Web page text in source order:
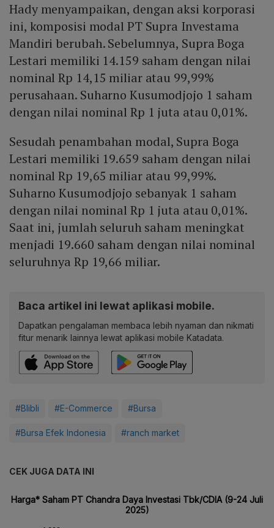
Hady menyampaikan, dengan aksi korporasi
ini, komposisi modal PT Supra Investama
Mandiri berubah. Sebelumnya, Supra Boga
Lestari memiliki 14.159 saham dengan nilai
nominal Rp 14,15 miliar atau 99,99%
perusahaan. Suharno Kusumodjojo 1 saham
dengan nilai nominal Rp 1 juta atau 0,01%.
Sesudah penambahan modal, Supra Boga
Lestari memiliki 19.659 saham dengan nilai
nominal Rp 19,65 miliar atau 99,99%.
Suharno Kusumodjojo sebanyak 1 saham
dengan nilai nominal Rp 1 juta atau 0,01%.
Saat ini, jumlah seluruh saham meningkat
menjadi 19.660 saham dengan nilai nominal
seluruhnya Rp 19,66 miliar.
Baca artikel ini lewat aplikasi mobile.
Dapatkan pengalaman membaca lebih nyaman dan nikmati
fitur menarik lainnya lewat aplikasi mobile Katadata.
#Blibli #E-Commerce #Bursa
#Bursa Efek Indonesia #ranch market
CEK JUGA DATA INI